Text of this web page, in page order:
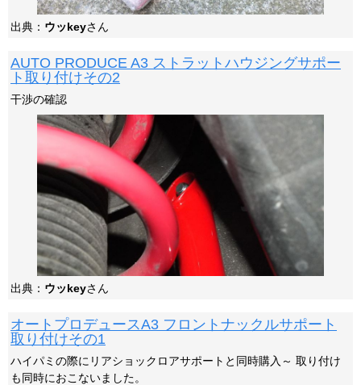
出典： ウッkeyさん
AUTO PRODUCE A3 ストラットハウジングサポー
ト取り付けその2
干渉の確認
出典： ウッkeyさん
オートプロデュースA3 フロントナックルサポート
取り付けその1
ハイパミの際にリアショックロアサポートと同時購入～ 取り付け
も同時におこないました。